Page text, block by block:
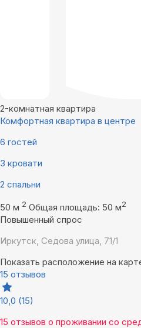
2-комнатная квартира
Комфортная квартира в центре
6 гостей
3 кровати
2 спальни
50 м 2 Общая площадь: 50 м2
Повышенный спрос
Иркутск, Седова улица, 71/1
Показать расположение на
15 отзывов
10,0 (15)
15 отзывов о проживании со